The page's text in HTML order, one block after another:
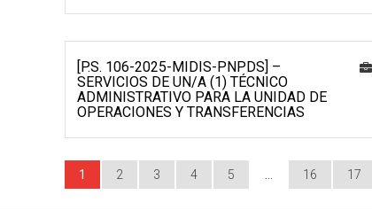
[P.S. 106-2025-MIDIS-PNPDS] –
SERVICIOS DE UN/A (1) TÉCNICO
ADMINISTRATIVO PARA LA UNIDAD DE
OPERACIONES Y TRANSFERENCIAS
1 2 3 4 5 16 17